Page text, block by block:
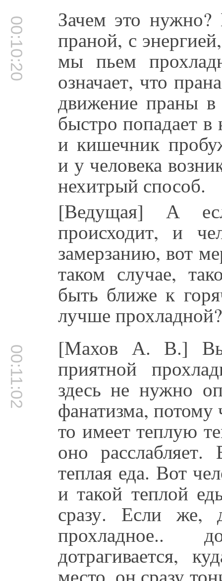
00:10:20 Зачем это нужно?
праной, с
мы пьем
означает, что
движение праны
быстро попадает в
и кишечник
и у человека
нехитрый способ.
[Ведущая] А
происходит, и
замерзанию, вот
таком случае,
быть ближе к
лучше прохладной?
00:11:02 [Махов А. В.] Вы
приятной
здесь не нужно
фанатизма, потому
то имеет теплую
оно
теплая еда. Вот
и такой теплой
сразу. Если же,
прохладное..
дотрагивается,
место, он сразу